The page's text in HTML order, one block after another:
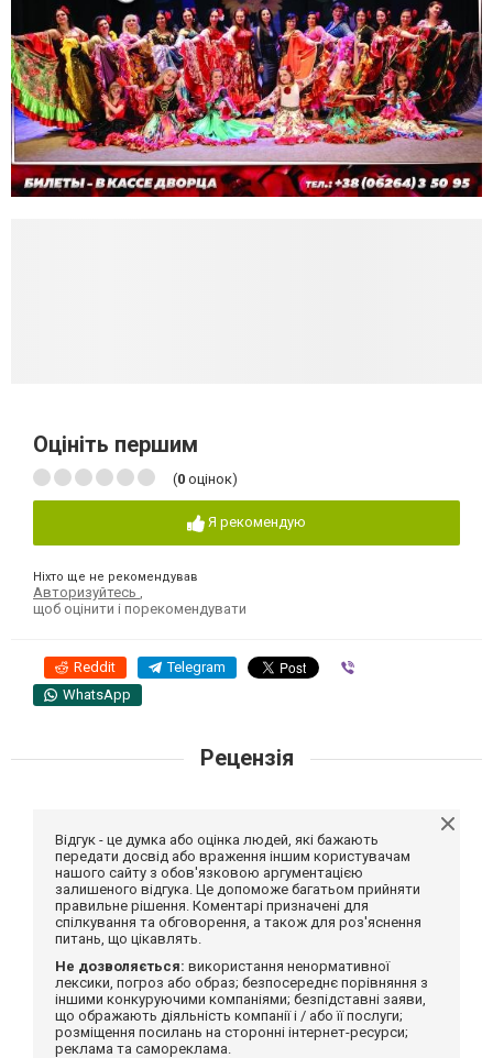
Оцініть першим
(0 оцінок)
Я рекомендую
Ніхто ще не рекомендував
Авторизуйтесь
щоб оцінити і порекомендувати
Reddit Telegram
WhatsApp
Рецензія
Відгук - це думка або оцінка людей, які бажають
передати досвід або враження іншим користувачам
нашого сайту з обов'язковою аргументацією
залишеного відгука. Це допоможе багатьом прийняти
правильне рішення. Коментарі призначені для
спілкування та обговорення, а також для роз'яснення
питань, що цікавлять.
Не дозволяється: використання ненормативної
лексики, погроз або образ; безпосереднє порівняння з
іншими конкуруючими компаніями; безпідставні заяви,
що ображають діяльність компанії і / або її послуги;
розміщення посилань на сторонні інтернет-ресурси;
реклама та самореклама.